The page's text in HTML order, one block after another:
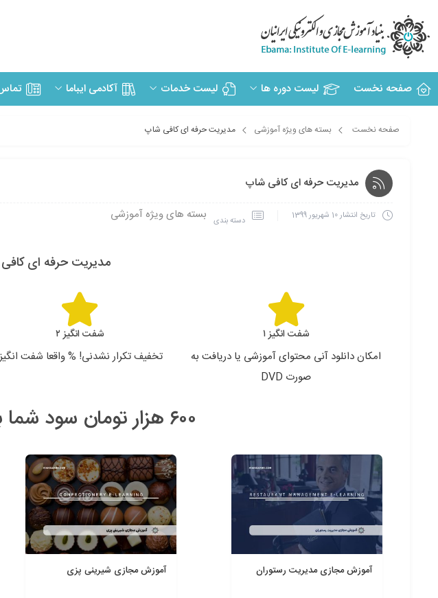
صفحه نخست لیست دوره ها لیست خدمات آکادمی ایباما
صفحه نخست بسته های ویژه آموزشی مدیریت حرفه ای کافی شاپ
مدیریت حرفه ای کافی شاپ
تاریخ انتشار10 شهریور 1399 دسته بندی بسته های ویژه آموزشی
مدیریت حرفه ای
شفت انگیز ۱
امکان دانلود آنی محتوای آموزشی یا دریافت به
صورت DVD
شفت انگیز ۲
تخفیف تکرار نشدنی! % واقعا شفت
۶۰۰ هزار تومان سود شما با ثبت نام یکجای دوره های زیر!
آموزش مجازی مدیریت رستوران آموزش مجازی شیرینی پزی